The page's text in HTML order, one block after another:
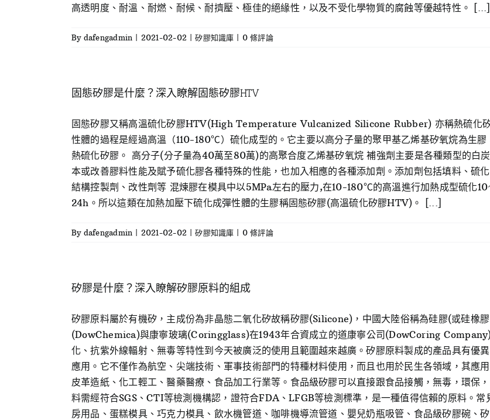
高透明度、耐溫、耐燃、耐候、耐擠壓、極佳的絕緣性，以及不受化學物質的腐蝕等優越特性。 [...]
By dafengadmin 2021-02-02 矽膠知識庫 0 條評論
固態矽膠是什麼？深入瞭解固態矽膠HTV
固態矽膠又稱高溫硫化矽膠HTV(High Temperature Vulcanized Silicone Rubber) 亦稱熱硫化
性體的過程是經過高溫（110-180℃）硫化成型的。它主要以高分子量的聚甲基乙烯基矽氧烷為生
熱硫化矽膠。 高分子(分子量為40萬至80萬)的高聚合度乙烯基矽氧烷 補強劑主要是各種類型的白
本或改善膠料性能及賦予硫化膠各種特殊的性能，也加入相應的各種添加劑。添加劑包括填料、硫
結構控製劑、改性劑等 混煉膠在模具中以5MPa左右的壓力,在10-180℃的高溫進行加熱成型硫
24h。所以這類在加熱加壓下硫化成彈性體的生膠稱固態矽膠(高溫硫化矽膠HTV)。 [...]
By dafengadmin 2021-02-02 矽膠知識庫 0 條評論
矽膠是什麼？深入瞭解矽膠原料的組成
矽膠原料屬於有機矽，主成份為非晶態二氧化矽故稱矽膠(Silicone)，中國大陸俗稱為硅膠(或硅
(DowChemica)與康寧玻璃(Coringglass)在1943年合資成立的道康寧公司(DowCoring
化、抗紫外線輻射、無毒等特性到今天被廣泛的使用且範圍越來越廣。矽膠原料製成的產品具有優
應用。它不僅作為航空、尖端技術、軍事技術部門的特種材料使用，而且也用於民生各領域，其應
皮革造紙、化工輕工、醫藥醫療、食品加工行業等。食品級矽膠可以直接跟食品接觸，無毒，環保
料需經符合SGS、CTI等檢測機構認，證符合FDA、LFGB等檢測標準，是一種值得信賴的原料。
房用品、蛋糕模具、巧克力模具、飲水機管道、咖啡機導流管道、嬰兒奶瓶吸管、食品級矽膠碗、